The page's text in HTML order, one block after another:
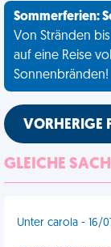
Sommerferien:
Von Stränden
auf eine Reise
Sonnenbränden!
VORHERIGE
GLEICHE
Unter carola - 16/